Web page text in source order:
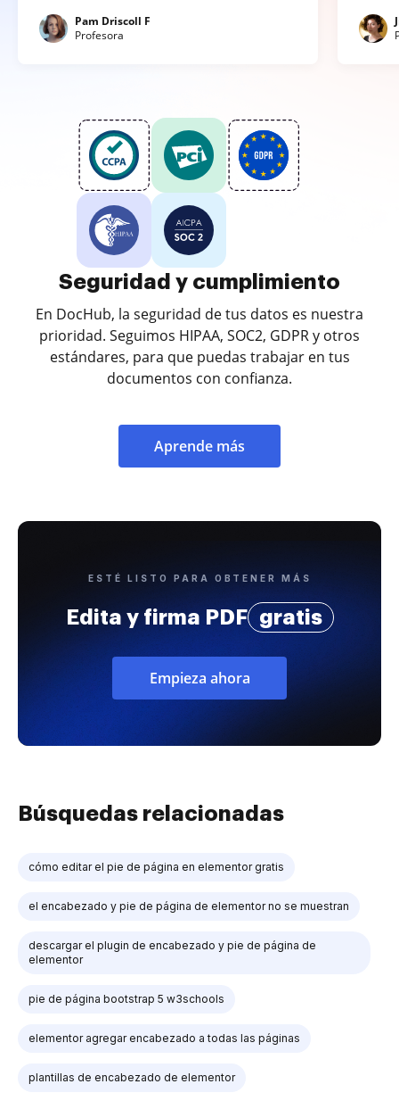
Pam Driscoll F
Profesora
Seguridad y cumplimiento
En DocHub, la seguridad de tus datos es nuestra
prioridad. Seguimos HIPAA, SOC2, GDPR y otros
estándares, para que puedas trabajar en tus
documentos con confianza.
Aprende más
ESTÉ LISTO PARA OBTENER MÁS
Edita y firma PDF gratis
Empieza ahora
Búsquedas relacionadas
cómo editar el pie de página en elementor gratis
el encabezado y pie de página de elementor no se muestran
descargar el plugin de encabezado y pie de página de
elementor
pie de página bootstrap 5 w3schools
elementor agregar encabezado a todas las páginas
plantillas de encabezado de elementor